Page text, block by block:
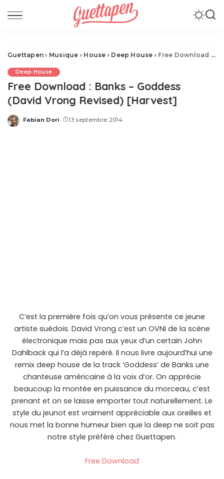
Guettapen › Musique › House › Deep House › Free Download : Banks – Goddess (David Vrong Revised) [Harvest]
Deep House
Free Download : Banks – Goddess
(David Vrong Revised) [Harvest]
Posted
Fabian Dori 13 septembre 2014
C’est la première fois qu’on vous présente ce jeune
artiste suèdois. David Vrong c’est un OVNI de la scène
électronique mais pas aux yeux d’un certain John
Dahlback qui l’a déjà repéré. Il nous livre aujourd’hui une
remix deep house de la track ‘Goddess’ de Banks une
chanteuse américaine à la voix d’or. On apprécie
beaucoup la montée en puissance du morceau, c’est
prenant et on se laisse emporter tout naturellement. Le
style du jeunot est vraiment appréciable aux oreilles et
nous met la bonne humeur bien que la deep ne soit pas
notre style préféré chez Guettapen.
Free Download